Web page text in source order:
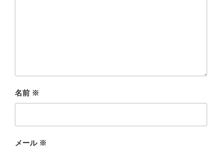
名前 ※
メール ※